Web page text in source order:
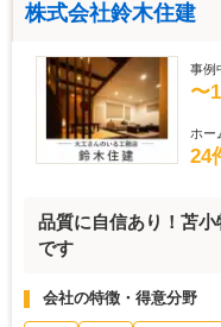
株式会社鈴木住建
事例
〜
ホー
24
品質に自信あり！苫
です
会社の特徴・得意分野